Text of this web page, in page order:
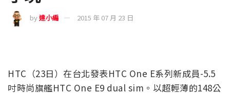
by達小編 2015 年 07 月 23 日
HTC（23日）在台北發表HTC One E系列新成員-5.5
吋時尚旗艦HTC One E9 dual sim。以超輕薄的148公